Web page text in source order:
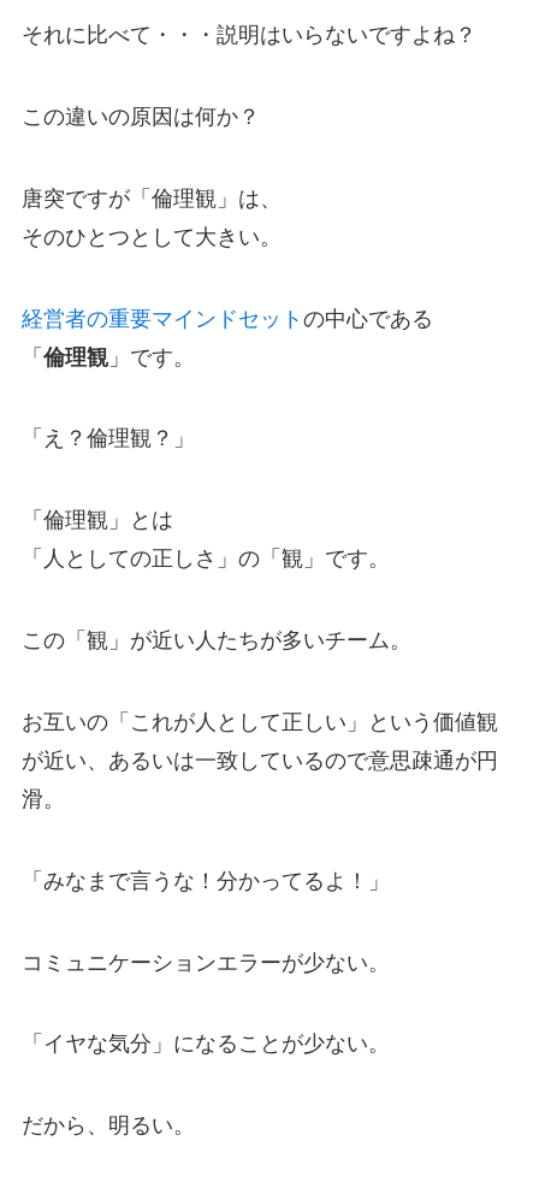
それに比べて・・・説明はいらないですよね？
この違いの原因は何か？
唐突ですが「倫理観」は、
そのひとつとして大きい。
経営者の重要マインドセット の中心である
「 倫理観」です。
「え？倫理観？」
「倫理観」とは
「人としての正しさ」の「観」です。
この「観」が近い人たちが多いチーム。
お互いの「これが人として正しい」という価値観
が近い、あるいは一致しているので意思疎通が円
滑。
「みなまで言うな！分かってるよ！」
コミュニケーションエラーが少ない。
「イヤな気分」になることが少ない。
だから、明るい。